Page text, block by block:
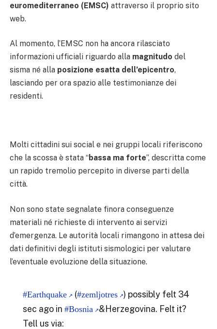
euromediterraneo (EMSC) attraverso il proprio sito
web.
Al momento, l’EMSC non ha ancora rilasciato
informazioni ufficiali riguardo alla magnitudo del
sisma né alla posizione esatta dell’epicentro,
lasciando per ora spazio alle testimonianze dei
residenti.
Molti cittadini sui social e nei gruppi locali riferiscono
che la scossa è stata “bassa ma forte”, descritta come
un rapido tremolio percepito in diverse parti della
città.
Non sono state segnalate finora conseguenze
materiali né richieste di intervento ai servizi
d’emergenza. Le autorità locali rimangono in attesa dei
dati definitivi degli istituti sismologici per valutare
l’eventuale evoluzione della situazione.
#Earthquake (#zemljotres
) possibly felt 34
sec ago in #Bosnia
&Herzegovina. Felt it?
Tell us via: